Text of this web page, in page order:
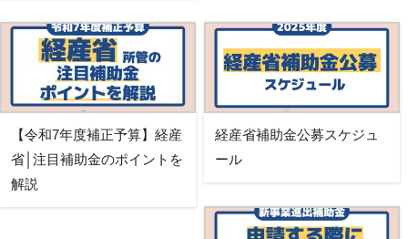
【令和7年度補正予算】経産
省│注目補助金のポイントを
解説
経産省補助金公募スケジュ
ール